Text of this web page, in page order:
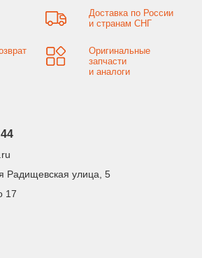
Доставка по России
и странам СНГ
Оригинальные
запчасти
и аналоги
Радищевская улица, 5
17